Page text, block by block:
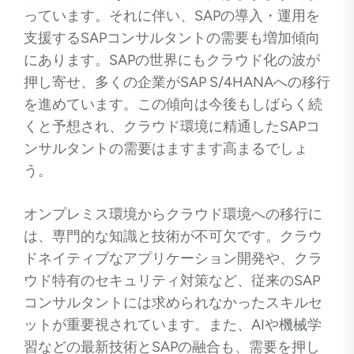
っています。それに伴い、SAPの導入・運用を
支援するSAPコンサルタントの需要も増加傾向
にあります。SAPの世界にもクラウド化の波が
押し寄せ、多くの企業がSAP S/4HANAへの移行
を進めています。この傾向は今後もしばらく続
くと予想され、クラウド環境に精通したSAPコ
ンサルタントの需要はますます高まるでしょ
う。
オンプレミス環境からクラウド環境への移行に
は、専門的な知識と技術が不可欠です。クラウ
ドネイティブなアプリケーション開発や、クラ
ウド特有のセキュリティ対策など、従来のSAP
コンサルタントには求められなかったスキルセ
ットが重要視されています。また、AIや機械学
習などの最新技術とSAPの融合も、需要を押し